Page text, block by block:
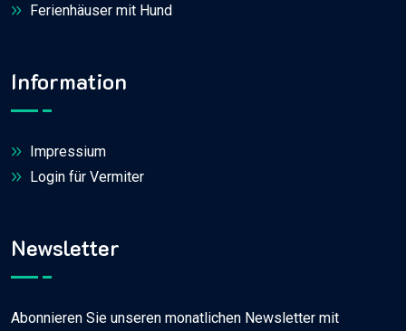
Ferienhäuser mit Hund
Information
Impressium
Login für Vermiter
Newsletter
Abonnieren Sie unseren monatlichen Newsletter mit